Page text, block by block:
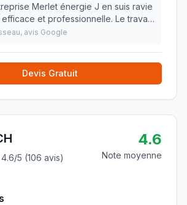
Merlet énergie J en suis ravie
et professionnelle. Le travail
Le SAV est sérieux egalement. Je
, avis Google
Devis Gratuit
4.6/5 (106 avis)
4.6
Note moyenne